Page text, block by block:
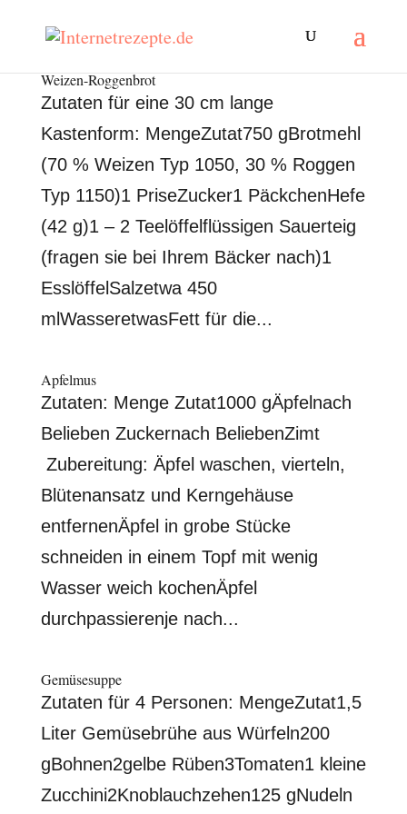
Weizen-Roggenbrot
Zutaten für eine 30 cm lange
Kastenform: MengeZutat750 gBrotmehl
(70 % Weizen Typ 1050, 30 % Roggen
Typ 1150)1 PriseZucker1 PäckchenHefe
(42 g)1 – 2 Teelöffelflüssigen Sauerteig
(fragen sie bei Ihrem Bäcker nach)1
EsslöffelSalzetwa 450
mlWasseretwasFett für die...
Apfelmus
Zutaten: Menge Zutat1000 gÄpfelnach
Belieben Zuckernach BeliebenZimt
Zubereitung: Äpfel waschen, vierteln,
Blütenansatz und Kerngehäuse
entfernenÄpfel in grobe Stücke
schneiden in einem Topf mit wenig
Wasser weich kochenÄpfel
durchpassierenje nach...
Gemüsesuppe
Zutaten für 4 Personen: MengeZutat1,5
Liter Gemüsebrühe aus Würfeln200
gBohnen2gelbe Rüben3Tomaten1 kleine
Zucchini2Knoblauchzehen125 gNudeln